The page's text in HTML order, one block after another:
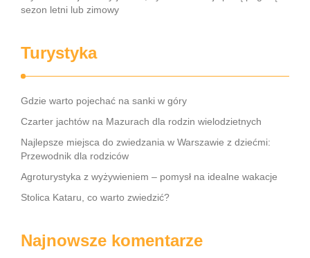
sezon letni lub zimowy
Turystyka
Gdzie warto pojechać na sanki w góry
Czarter jachtów na Mazurach dla rodzin wielodzietnych
Najlepsze miejsca do zwiedzania w Warszawie z dziećmi:
Przewodnik dla rodziców
Agroturystyka z wyżywieniem – pomysł na idealne wakacje
Stolica Kataru, co warto zwiedzić?
Najnowsze komentarze